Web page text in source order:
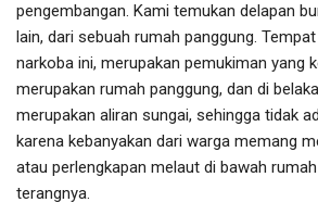
pengembangan. Kami temukan delapan
lain, dari sebuah rumah panggung.
narkoba ini, merupakan pemukiman yang
merupakan rumah panggung, dan di
merupakan aliran sungai, sehingga tidak
karena kebanyakan dari warga memang
atau perlengkapan melaut di bawah rumah
terangnya.